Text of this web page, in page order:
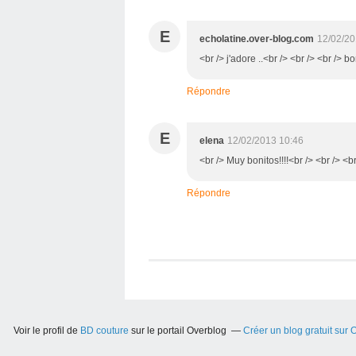
E echolatine.over-blog.com 12/02/
<br /> j'adore ..<br /> <br /> <br />
Répondre
E elena 12/02/2013 10:46
<br /> Muy bonitos!!!!<br /> <br />
Répondre
Voir le profil de BD couture sur le portail Overblog Créer un blog gratuit sur